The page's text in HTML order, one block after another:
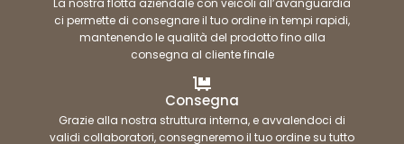
ci permette di consegnare il tuo ordine in tempi rapidi,
mantenendo le qualità del prodotto fino alla
consegna al cliente finale
Consegna
Grazie alla nostra struttura interna, e avvalendoci di
validi collaboratori, consegneremo il tuo ordine su tutto